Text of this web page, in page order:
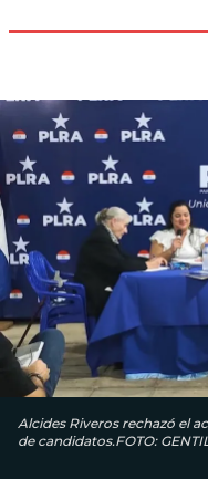
Alcides Riveros rechazó el
de candidatos.FOTO: